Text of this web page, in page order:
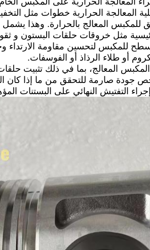
المعالجة الحرارية خطوات مثل
للمكبس المعالج بالحرارة. وهذا
مثل خروقات حلقات البستون و
للمكبس لتحسين مقاومة الارتداء
أو طلاء الرذاذ أو الفوسفات.
المكبس المعالج، بما في ذلك تثبيت
جودة صارمة للتحقق من ما إذا كان